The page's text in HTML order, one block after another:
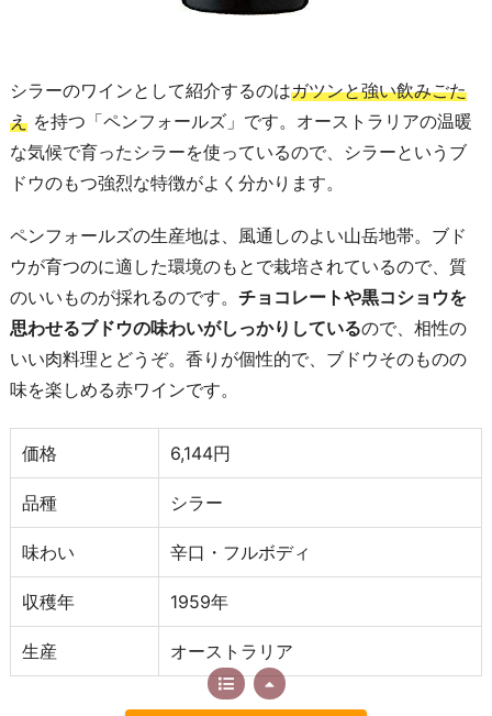
シラーのワインとして紹介するのはガツンと強い飲みごた
え を持つ「ペンフォールズ」です。オーストラリアの温暖
な気候で育ったシラーを使っているので、シラーというブ
ドウのもつ強烈な特徴がよく分かります。
ペンフォールズの生産地は、風通しのよい山岳地帯。ブド
ウが育つのに適した環境のもとで栽培されているので、質
のいいものが採れるのです。 チョコレートや黒コショウを
思わせるブドウの味わいがしっかりしているので、相性の
いい肉料理とどうぞ。香りが個性的で、ブドウそのものの
味を楽しめる赤ワインです。
価格 6,144円
品種 シラー
味わい 辛口・フルボディ
収穫年 1959年
生産 オーストラリア